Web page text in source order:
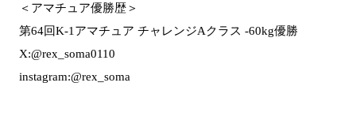
＜アマチュア優勝歴＞
第64回K-1アマチュア チャレンジAクラス -60kg優勝
X:@rex_soma0110
instagram:@rex_soma